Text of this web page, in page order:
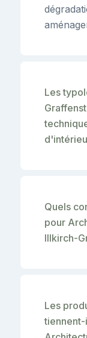
Les
Quels
pour
Illkirch-
Les
tiennent-